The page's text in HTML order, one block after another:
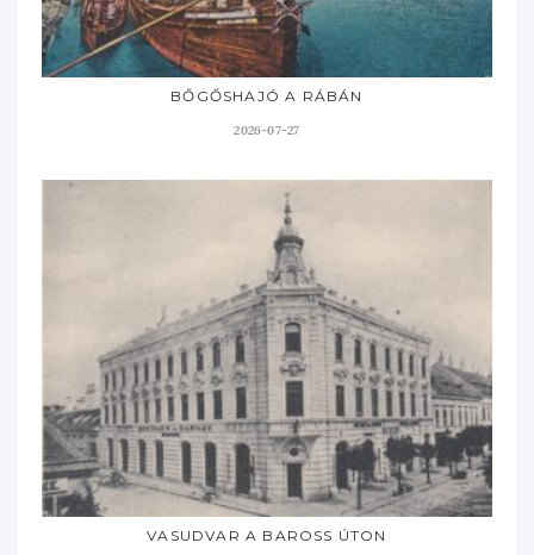
BŐGŐSHAJÓ A RÁBÁN
2026-07-27
VASUDVAR A BAROSS ÚTON